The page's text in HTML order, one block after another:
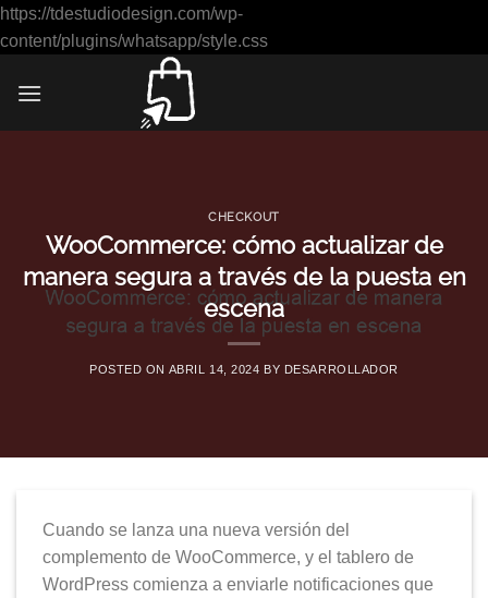
https://tdestudiodesign.com/wp-
content/plugins/whatsapp/style.cssSaltar
CHECKOUT
WooCommerce: cómo actualizar de
manera segura a través de la puesta en
escena
POSTED ON ABRIL 14, 2024 BY DESARROLLADOR
Cuando se lanza una nueva versión del
complemento de WooCommerce, y el tablero de
WordPress comienza a enviarle notificaciones que